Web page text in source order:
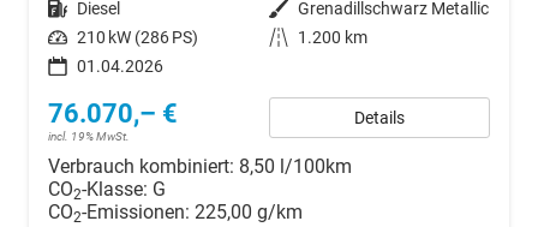
Kraftstoff Diesel Außenfarbe Grenadillschwarz Metallic
Leistung 210 kW (286 PS) Kilometerstand
1.200 km
01.04.2026
76.070,– €
incl. 19% MwSt.
Details
Verbrauch kombiniert: 8,50 l/100km
CO2-Klasse: G
CO2-Emissionen: 225,00 g/km